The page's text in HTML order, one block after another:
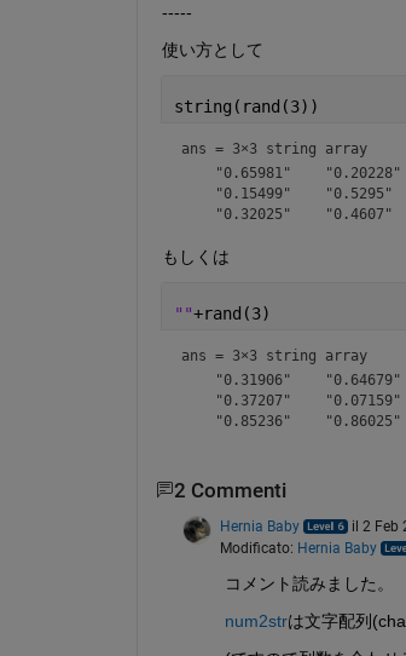
-----
使い方として
string(rand(3))
ans = 3×3 string array
"0.65981"    "0.20228"
"0.15499"    "0.5295"
もしくは
""+rand(3)
ans = 3×3 string array
"0.31906"    "0.64679"
"0.37207"    "0.07159"
2 Commenti
Hernia Baby
il 2 Feb
Modificato: Hernia Baby
コメント読みました。
num2strは文字配列